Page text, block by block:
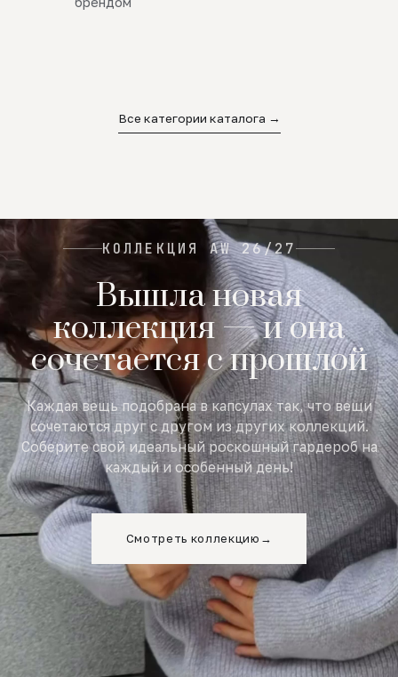
SALE
Все категории каталога →
КОЛЛЕКЦИЯ AW 26/27
Вышла новая
коллекция — и она
сочетается с прошлой
Каждая вещь подобрана в капсулах так, что вещи
сочетаются друг с другом из других коллекций.
Соберите свой идеальный роскошный гардероб на
каждый и особенный день!
Смотреть коллекцию →